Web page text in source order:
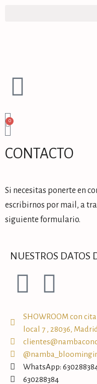
0
CONTACTO
Si necesitas ponerte en
escribirnos por mail, a
siguiente formulario.
NUESTROS DATOS
SHOWROOM con
local 7 , 28036,
WhatsApp:
630288384